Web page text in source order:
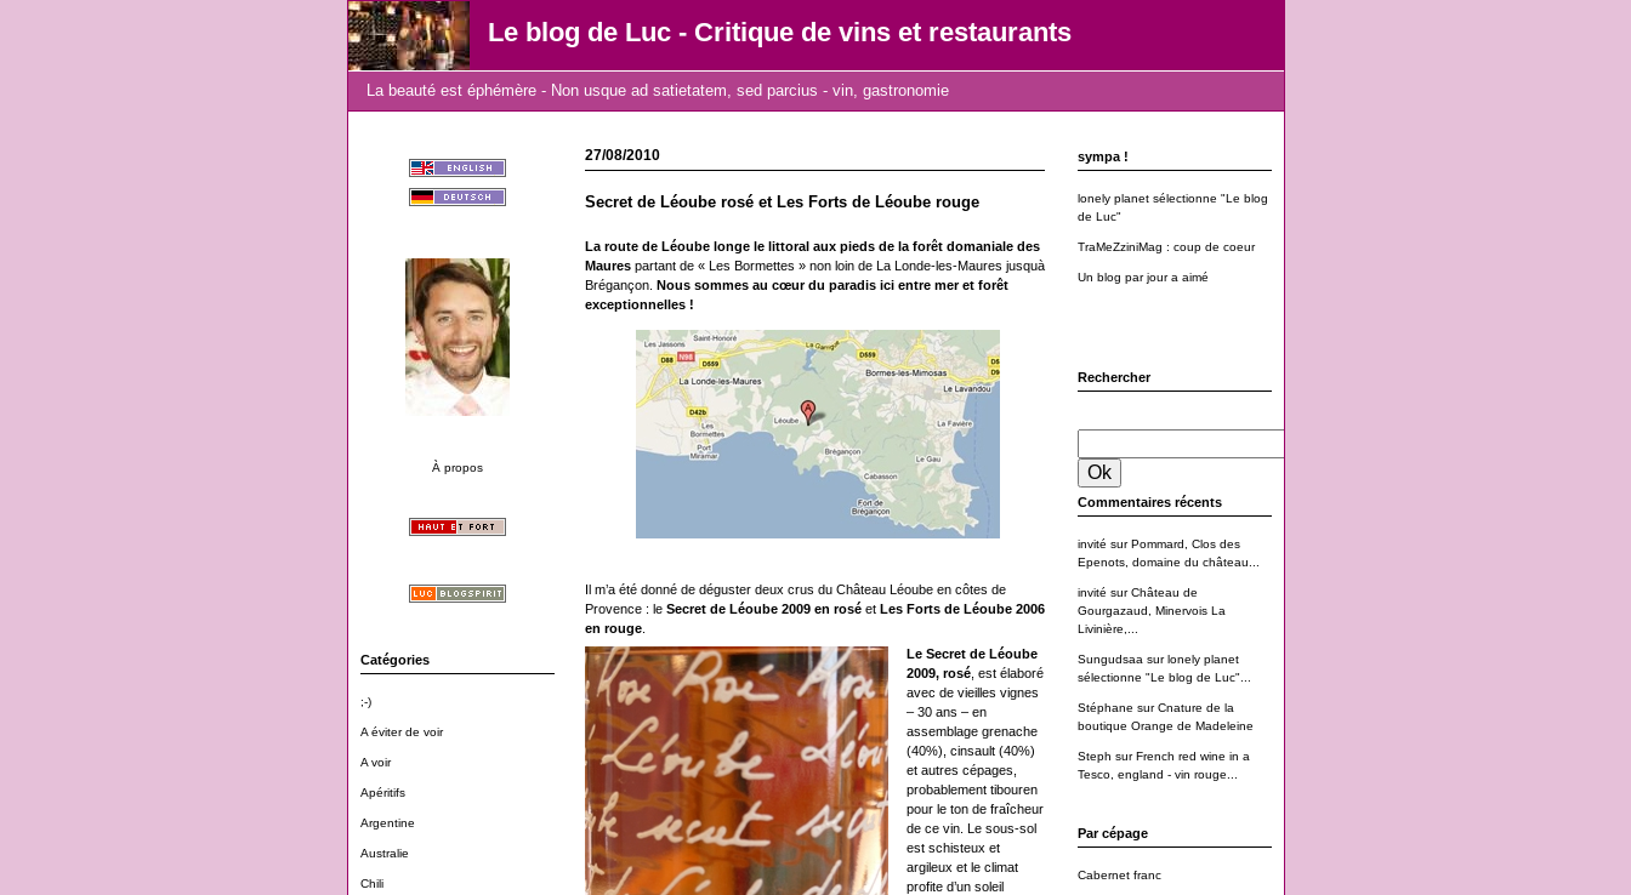
Le blog de Luc - Critique de vins et restaurants
La beauté est éphémère - Non usque ad satietatem, sed parcius - vin, gastronomie
À propos
Catégories
;-)
A éviter de voir
A voir
Apéritifs
Argentine
Australie
Chili
sympa !
lonely planet sélectionne "Le blog
de Luc"
TraMeZziniMag : coup de coeur
Un blog par jour a aimé
Rechercher
Commentaires récents
invité surPommard, Clos des
Epenots, domaine du château...
invité surChâteau de
Gourgazaud, Minervois La
Livinière,...
Sungudsaa surlonely planet
sélectionne "Le blog de Luc"...
Stéphane surCnature de la
boutique Orange de Madeleine
Steph surFrench red wine in a
Tesco, england - vin rouge...
Par cépage
Cabernet franc
27/08/2010
Secret de Léoube rosé et Les Forts de Léoube rouge
La route de Léoube longe le littoral aux pieds de la forêt domaniale des
Maures partant de « Les Bormettes » non loin de La Londe-les-Maures jusquà
Brégançon. Nous sommes au cœur du paradis ici entre mer et forêt
exceptionnelles !
Il m’a été donné de déguster deux crus du Château Léoube en côtes de
Provence : le Secret de Léoube 2009 en roséet Les Forts de Léoube 2006
en rouge.
Le Secret de Léoube
2009, rosé , est élaboré
avec de vieilles vignes
– 30 ans – en
assemblage grenache
(40%), cinsault (40%)
et autres cépages,
probablement tibouren
pour le ton de fraîcheur
de ce vin. Le sous-sol
est schisteux et
argileux et le climat
profite d’un soleil